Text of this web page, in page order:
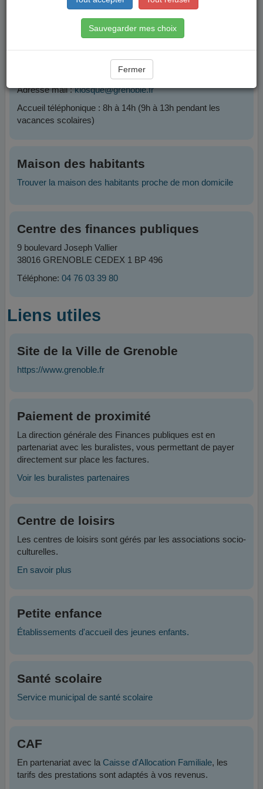
Plateforme Famille
04 76 76 38 38
Adresse mail :kiosque@grenoble.fr
Accueil téléphonique : 8h à 14h (9h à 13h pendant les
vacances scolaires)
Maison des habitants
Trouver la maison des habitants proche de mon domicile
Centre des finances publiques
9 boulevard Joseph Vallier
38016 GRENOBLE CEDEX 1 BP 496
Téléphone: 04 76 03 39 80
Liens utiles
Site de la Ville de Grenoble
https://www.grenoble.fr
Paiement de proximité
La direction générale des Finances publiques est en
partenariat avec les buralistes, vous permettant de payer
directement sur place les factures.
Voir les buralistes partenaires
Centre de loisirs
Les centres de loisirs sont gérés par les associations socio-
culturelles.
En savoir plus
Petite enfance
Établissements d'accueil des jeunes enfants.
Santé scolaire
Service municipal de santé scolaire
CAF
En partenariat avec la Caisse d'Allocation Familiale, les
tarifs des prestations sont adaptés à vos revenus.
Sauvegarder mes choix
Fermer